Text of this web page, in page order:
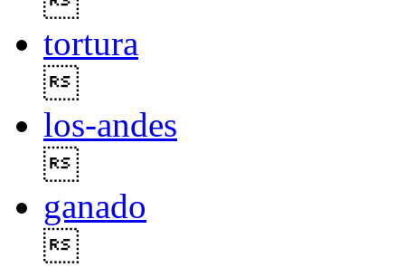
tortura
los-andes
ganado